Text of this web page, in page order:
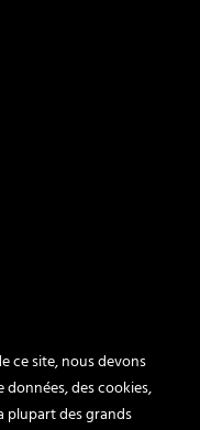
ce site, nous devons
des cookies,
plupart des grands